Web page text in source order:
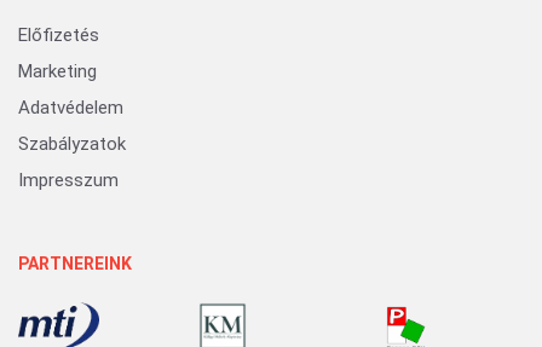
Előfizetés
Marketing
Adatvédelem
Szabályzatok
Impresszum
PARTNEREINK